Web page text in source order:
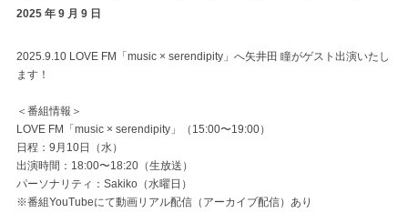
2025 年 9 月 9 日
2025.9.10 LOVE FM「music × serendipity」へ矢井田 瞳がゲスト出演いたし
ます！
＜番組情報＞
LOVE FM「music × serendipity」（15:00〜19:00）
日程：9月10日（水）
出演時間：18:00〜18:20（生放送）
パーソナリティ：Sakiko（水曜日）
※番組YouTubeにて動画リアル配信（アーカイブ配信）あり